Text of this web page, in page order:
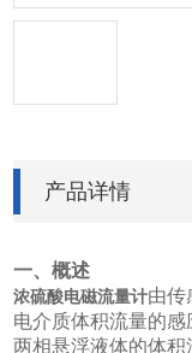
产品详情
一、概述
浓硫酸电磁流量计由传
电介质体积流量的
两相悬浮液体的体